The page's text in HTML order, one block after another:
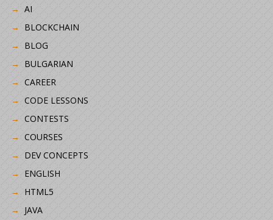
AI
BLOCKCHAIN
BLOG
BULGARIAN
CAREER
CODE LESSONS
CONTESTS
COURSES
DEV CONCEPTS
ENGLISH
HTML5
JAVA